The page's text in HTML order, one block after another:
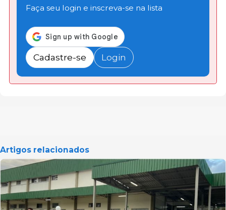
Faça seu login e inscreva-se na lista
Cadastre-se Login
Artigos relacionados